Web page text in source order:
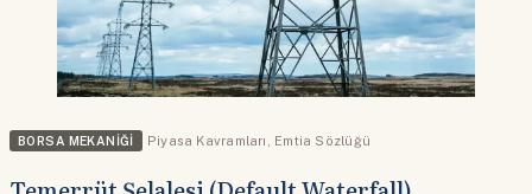
BORSA MEKANIĞI Piyasa Kavramları Emtia Sözlüğü